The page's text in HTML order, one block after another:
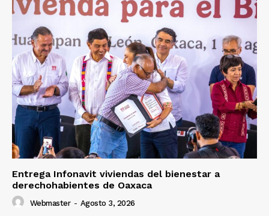
Entrega Infonavit viviendas del bienestar a
derechohabientes de Oaxaca
Webmaster - Agosto 3, 2026